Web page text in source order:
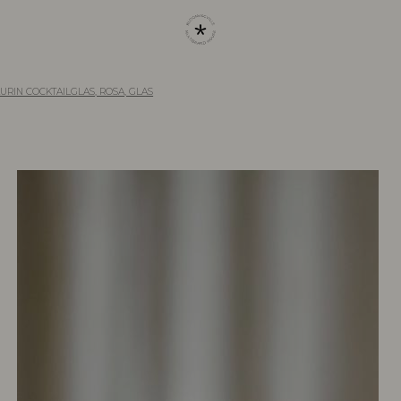
COCKTAILGLAS, ROSA, GLAS